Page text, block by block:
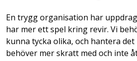
En trygg organisation har
har mer ett spel kring revir. Vi
kunna tycka olika, och hantera
behöver mer skratt med och inte